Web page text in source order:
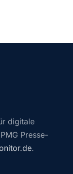
digitale
Presse-
.